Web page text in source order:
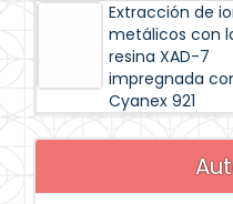
Extracción de
metálicos con
resina XAD-7
impregnada
Cyanex 921